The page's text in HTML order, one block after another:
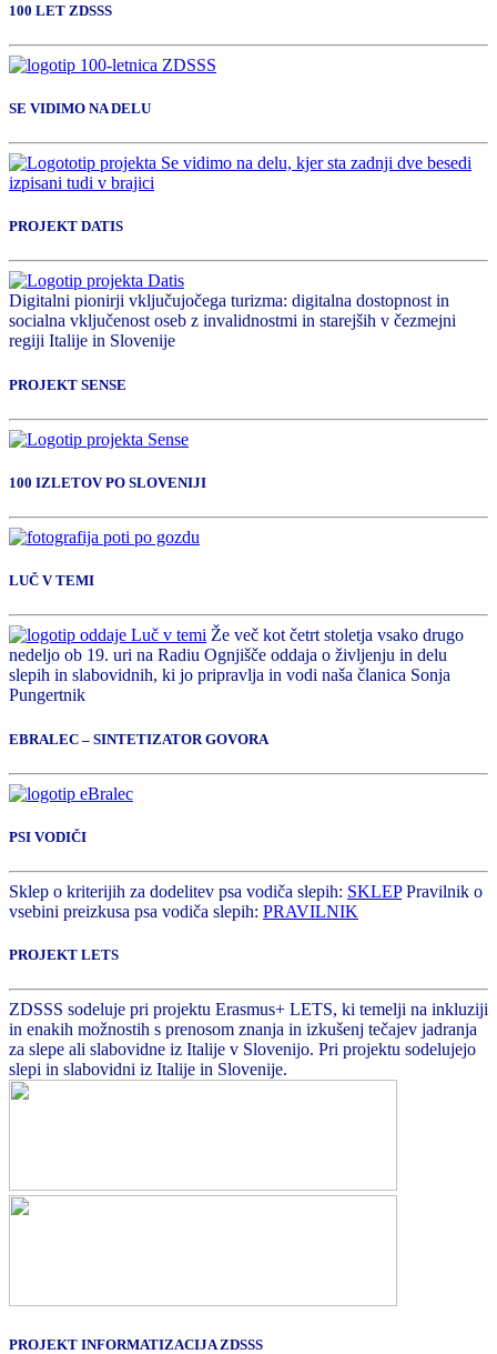
100 LET ZDSSS
SE VIDIMO NA DELU
PROJEKT DATIS
Digitalni pionirji vključujočega turizma: digitalna dostopnost in
socialna vključenost oseb z invalidnostmi in starejših v čezmejni
regiji Italije in Slovenije
PROJEKT SENSE
100 IZLETOV PO SLOVENIJI
LUČ V TEMI
Že več kot četrt stoletja vsako drugo
nedeljo ob 19. uri na Radiu Ognjišče oddaja o življenju in delu
slepih in slabovidnih, ki jo pripravlja in vodi naša članica Sonja
Pungertnik
EBRALEC – SINTETIZATOR GOVORA
PSI VODIČI
Sklep o kriterijih za dodelitev psa vodiča slepih: SKLEPPravilnik o
vsebini preizkusa psa vodiča slepih: PRAVILNIK
PROJEKT LETS
ZDSSS sodeluje pri projektu Erasmus+ LETS, ki temelji na inkluziji
in enakih možnostih s prenosom znanja in izkušenj tečajev jadranja
za slepe ali slabovidne iz Italije v Slovenijo. Pri projektu sodelujejo
slepi in slabovidni iz Italije in Slovenije.
PROJEKT INFORMATIZACIJA ZDSSS